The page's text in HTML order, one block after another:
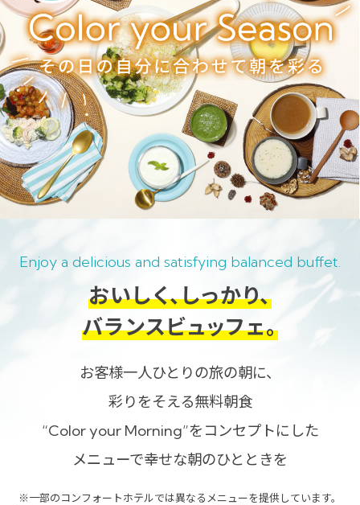
Enjoy a delicious and satisfying balanced buffet.
おいしく、しっかり、
バランスビュッフェ。
お客様一人ひとりの旅の朝に、
彩りをそえる無料朝食
“Color your Morning”をコンセプトにした
メニューで幸せな朝のひとときを
※一部のコンフォートホテルでは異なるメニューを提供しています。